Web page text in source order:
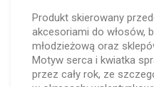
Produkt skierowany
akcesoriami do włosów,
młodzieżową oraz
Motyw serca i kwiatka
przez cały rok, ze